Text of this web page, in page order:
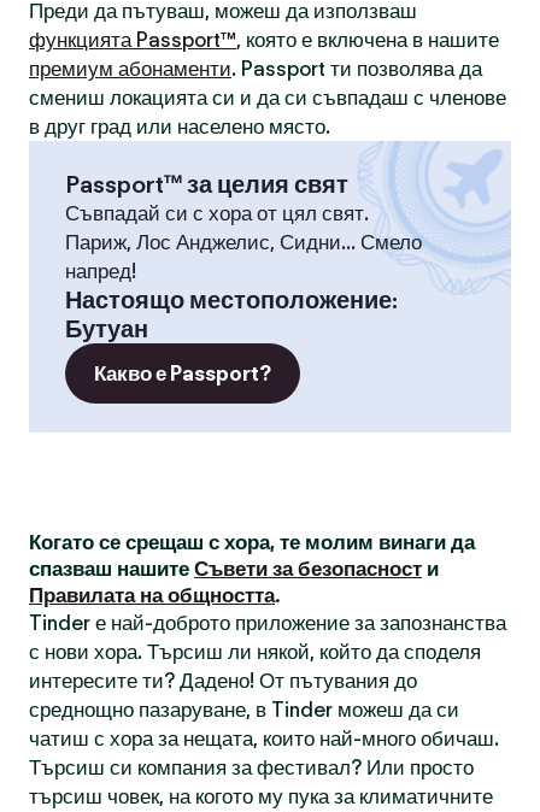
Преди да пътуваш, можеш да използваш
функцията Passport™, която е включена в нашите
премиум абонаменти. Passport ти позволява да
смениш локацията си и да си съвпадаш с членове
в друг град или населено място.
Passport™ за целия свят
Съвпадай си с хора от цял свят.
Париж, Лос Анджелис, Сидни... Смело
напред!
Настоящо местоположение:
Бутуан
Какво е Passport?
Когато се срещаш с хора, те молим винаги да
спазваш нашите Съвети за безопасност и
Правилата на общността.
Tinder е най-доброто приложение за запознанства
с нови хора. Търсиш ли някой, който да споделя
интересите ти? Дадено! От пътувания до
среднощно пазаруване, в Tinder можеш да си
чатиш с хора за нещата, които най-много обичаш.
Търсиш си компания за фестивал? Или просто
търсиш човек, на когото му пука за климатичните